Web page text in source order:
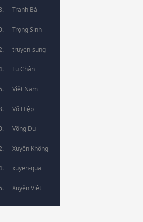
Tranh Bá
Trọng Sinh
truyen-sung
Tu Chân
Việt Nam
Võ Hiệp
Võng Du
Xuyên Không
xuyen-qua
Xuyên Việt